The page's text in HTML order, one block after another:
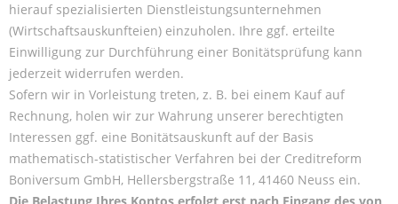
hierauf spezialisierten Dienstleistungsunternehmen
(Wirtschaftsauskunfteien) einzuholen. Ihre ggf. erteilte
Einwilligung zur Durchführung einer Bonitätsprüfung kann
jederzeit widerrufen werden.
Sofern wir in Vorleistung treten, z. B. bei einem Kauf auf
Rechnung, holen wir zur Wahrung unserer berechtigten
Interessen ggf. eine Bonitätsauskunft auf der Basis
mathematisch-statistischer Verfahren bei der Creditreform
Boniversum GmbH, Hellersbergstraße 11, 41460 Neuss ein.